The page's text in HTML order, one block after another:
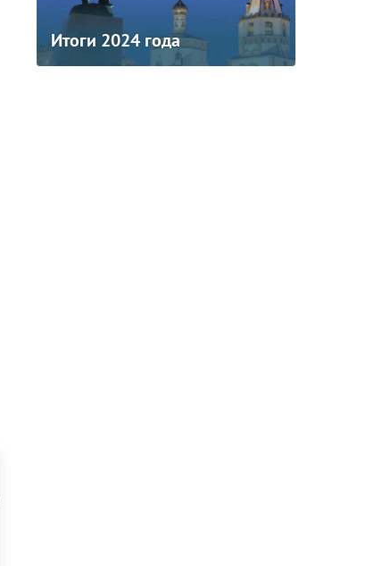
Итоги 2024 года